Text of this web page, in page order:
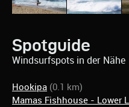
Spotguide
Windsurfspots in der Nähe
Hookipa (0.1 km)
Mamas Fishhouse - Lower